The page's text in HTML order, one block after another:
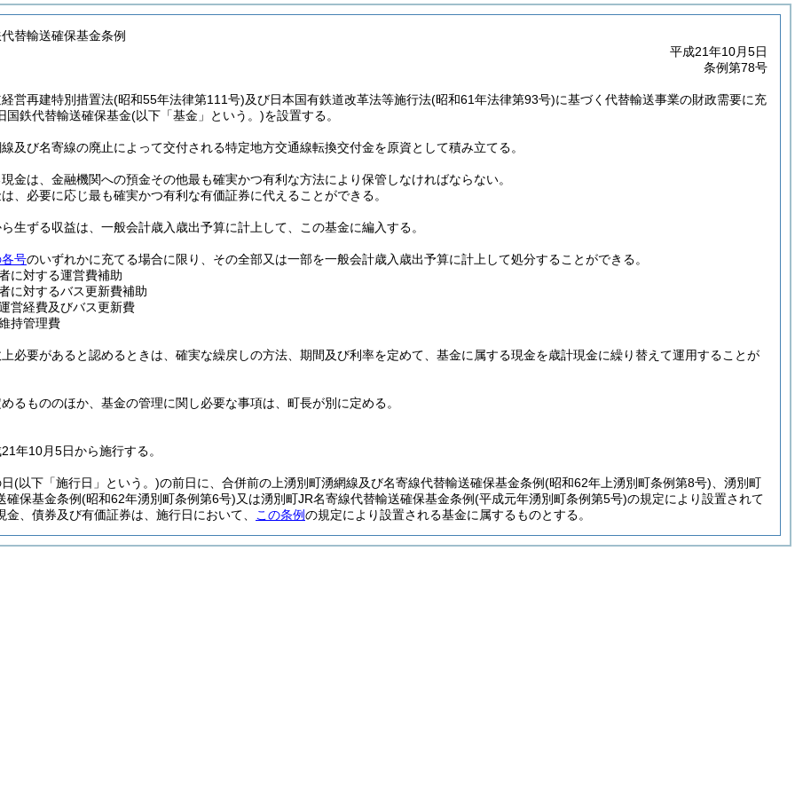
替輸送確保基金条例
平成21年10月5日
条例第78号
営再建特別措置法(昭和55年法律第111号)及び日本国有鉄道改革法等施行法(昭和61年法律第93号)に基づく代替輸送事業の財政需要に充
国鉄代替輸送確保基金(以下「基金」という。)を設置する。
及び名寄線の廃止によって交付される特定地方交通線転換交付金を原資として積み立てる。
金は、金融機関への預金その他最も確実かつ有利な方法により保管しなければならない。
、必要に応じ最も確実かつ有利な有価証券に代えることができる。
生ずる収益は、一般会計歳入歳出予算に計上して、この基金に編入する。
号のいずれかに充てる場合に限り、その全部又は一部を一般会計歳入歳出予算に計上して処分することができる。
に対する運営費補助
に対するバス更新費補助
営経費及びバス更新費
持管理費
必要があると認めるときは、確実な繰戻しの方法、期間及び利率を定めて、基金に属する現金を歳計現金に繰り替えて運用することが
るもののほか、基金の管理に関し必要な事項は、町長が別に定める。
年10月5日から施行する。
(以下「施行日」という。)の前日に、合併前の上湧別町湧網線及び名寄線代替輸送確保基金条例(昭和62年上湧別町条例第8号) 、湧別町
確保基金条例(昭和62年湧別町条例第6号)又は湧別町JR名寄線代替輸送確保基金条例(平成元年湧別町条例第5号)の規定により設置されて
金、債券及び有価証券は、施行日において、
この条例の規定により設置される基金に属するものとする。